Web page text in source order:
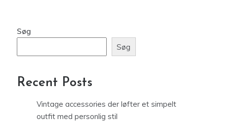
Søg
Søg
Recent Posts
Vintage accessories der løfter et simpelt
outfit med personlig stil